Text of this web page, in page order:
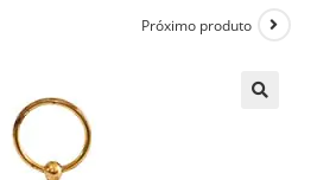
Próximo produto